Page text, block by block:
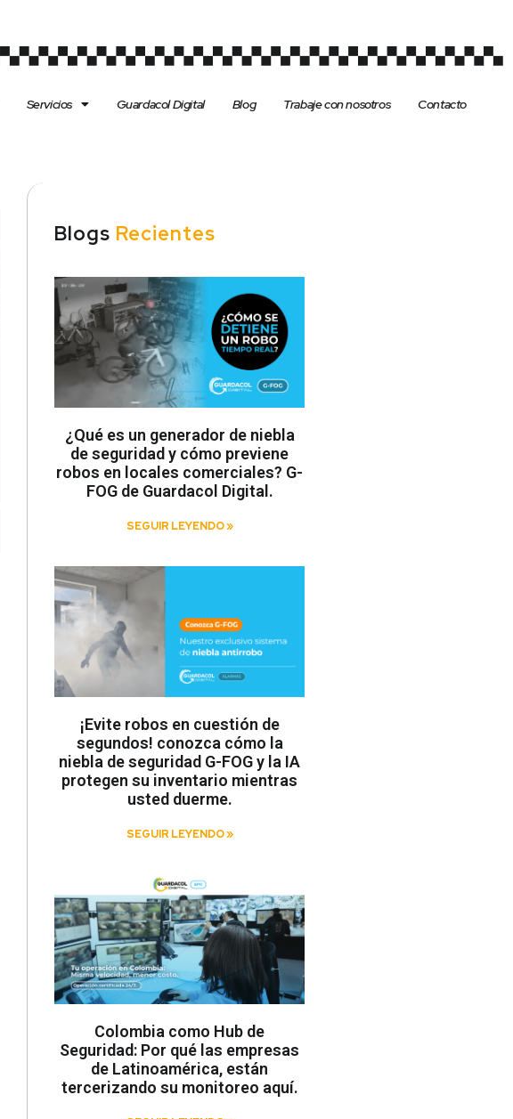
Servicios Guardacol Digital Blog Trabaje con nosotros Contacto
Blogs Recientes
¿Qué es un generador de niebla
de seguridad y cómo previene
robos en locales comerciales? G-
FOG de Guardacol Digital.
SEGUIR LEYENDO »
¡Evite robos en cuestión de
segundos! conozca cómo la
niebla de seguridad G-FOG y la IA
protegen su inventario mientras
usted duerme.
SEGUIR LEYENDO »
Colombia como Hub de
Seguridad: Por qué las empresas
de Latinoamérica, están
tercerizando su monitoreo aquí.